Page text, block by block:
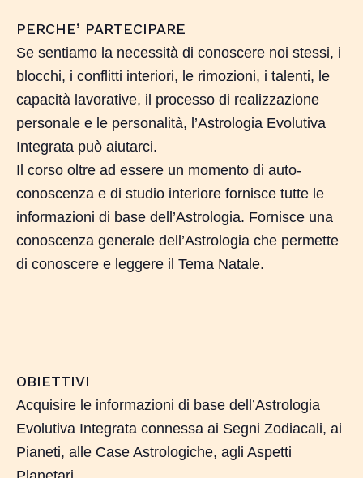
Go To Shop
PERCHE’ PARTECIPARE
Se sentiamo la necessità di conoscere noi stessi, i
blocchi, i conflitti interiori, le rimozioni, i talenti, le
capacità lavorative, il processo di realizzazione
personale e le personalità, l’Astrologia Evolutiva
Integrata può aiutarci.
Il corso oltre ad essere un momento di auto-
conoscenza e di studio interiore fornisce tutte le
informazioni di base dell’Astrologia. Fornisce una
conoscenza generale dell’Astrologia che permette
di conoscere e leggere il Tema Natale.
OBIETTIVI
Acquisire le informazioni di base dell’Astrologia
Evolutiva Integrata connessa ai Segni Zodiacali, ai
Pianeti, alle Case Astrologiche, agli Aspetti